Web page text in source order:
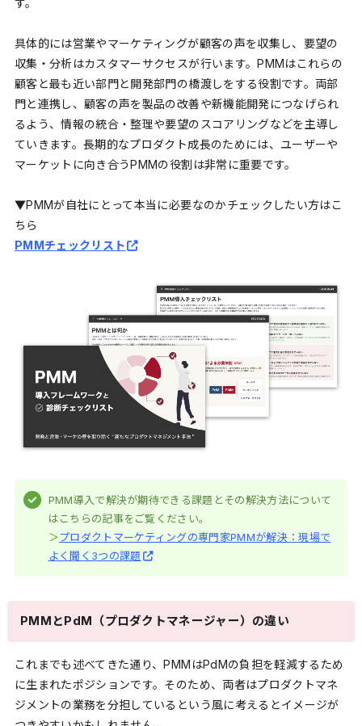
具体的には営業やマーケティングが顧客の声を収集し、要望の
収集・分析はカスタマーサクセスが行います。PMMはこれらの
顧客と最も近い部門と開発部門の橋渡しをする役割です。両部
門と連携し、顧客の声を製品の改善や新機能開発につなげられ
るよう、情報の統合・整理や要望のスコアリングなどを主導し
ていきます。長期的なプロダクト成長のためには、ユーザーや
マーケットに向き合うPMMの役割は非常に重要です。
▼PMMが自社にとって本当に必要なのかチェックしたい方はこ
ちら
PMMチェックリスト
PMM導入で解決が期待できる課題とその解決方法について
はこちらの記事をご覧ください。
＞プロダクトマーケティングの専門家PMMが解決：現場で
よく聞く3つの課題
PMMとPdM（プロダクトマネージャー）の違い
これまでも述べてきた通り、PMMはPdMの負担を軽減するため
に生まれたポジションです。そのため、両者はプロダクトマネ
ジメントの業務を分担しているという風に考えるとイメージが